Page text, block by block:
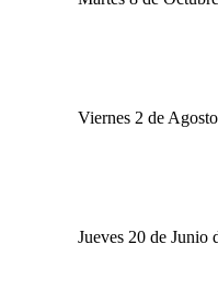
Viernes 2 de
Jueves 20 de Junio